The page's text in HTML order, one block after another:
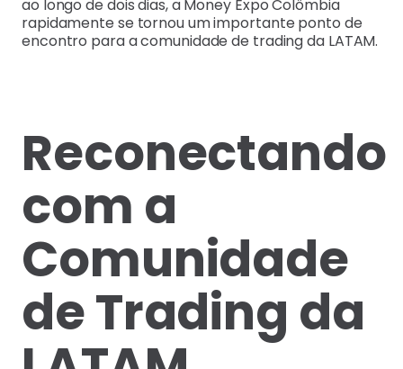
ao longo de dois dias, a Money Expo Colômbia
rapidamente se tornou um importante ponto de
encontro para a comunidade de trading da LATAM.
Reconectando
com a
Comunidade
de Trading da